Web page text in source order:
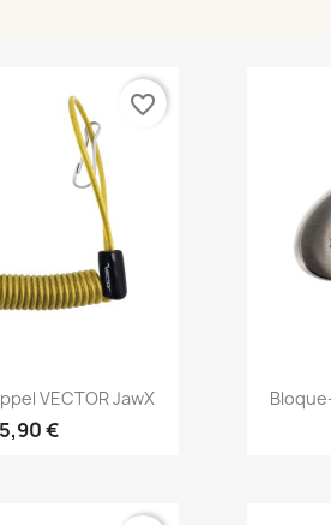
rapide
VECTOR JawX
5,90 €
favorite_border